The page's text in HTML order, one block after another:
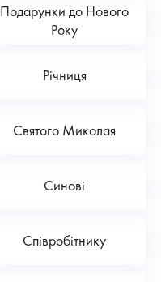
Подарунки до Нового
Року
Річниця
Святого Миколая
Синові
Співробітнику